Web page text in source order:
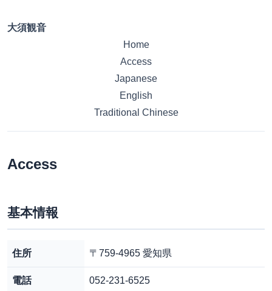
大須観音
Home
Access
Japanese
English
Traditional Chinese
Access
基本情報
住所 〒759-4965 愛知県
電話 052-231-6525